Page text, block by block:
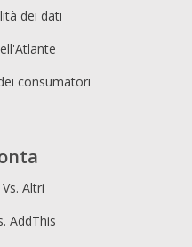
dei dati
consumatori
Altri
AddThis